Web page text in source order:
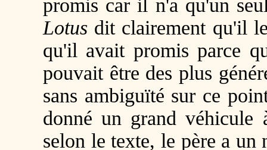
promis car il n'a qu'un
Lotus dit clairement qu'il
qu'il avait promis parce
pouvait être des plus
sans ambiguïté sur ce
donné un grand véhicule
selon le texte, le père a un